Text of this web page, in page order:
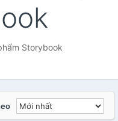
Storybook